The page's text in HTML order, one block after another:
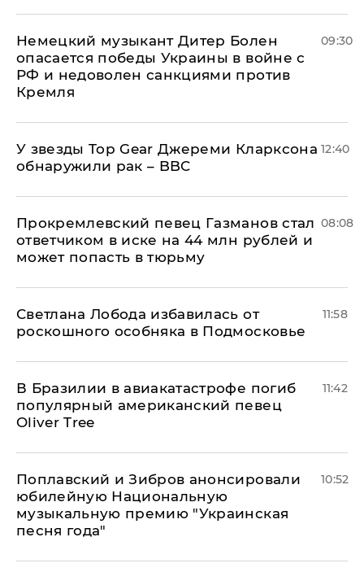
Немецкий музыкант Дитер Болен
опасается победы Украины в войне с
РФ и недоволен санкциями против
Кремля
09:30
У звезды Top Gear Джереми Кларксона
обнаружили рак – BBC
12:40
Прокремлевский певец Газманов стал
ответчиком в иске на 44 млн рублей и
может попасть в тюрьму
08:08
Светлана Лобода избавилась от
роскошного особняка в Подмосковье
11:58
В Бразилии в авиакатастрофе погиб
популярный американский певец
Oliver Tree
11:42
Поплавский и Зибров анонсировали
юбилейную Национальную
музыкальную премию "Украинская
песня года"
10:52